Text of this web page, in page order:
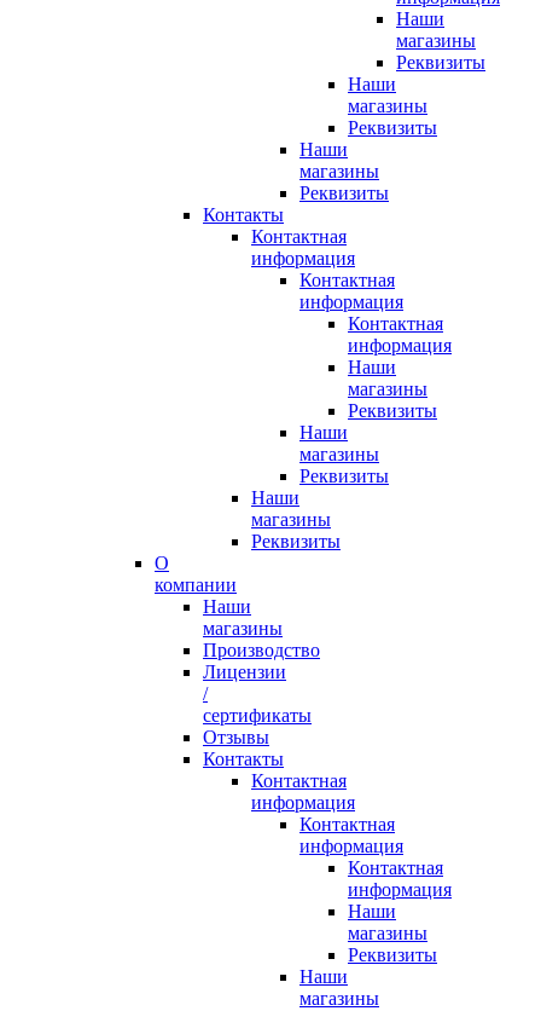
Наши
магазины
Реквизиты
Наши
магазины
Реквизиты
Наши
магазины
Реквизиты
Контакты
Контактная
информация
Контактная
информация
Контактная
информация
Наши
магазины
Реквизиты
Наши
магазины
Реквизиты
Наши
магазины
Реквизиты
О
компании
Наши
магазины
Производство
Лицензии
/
сертификаты
Отзывы
Контакты
Контактная
информация
Контактная
информация
Контактная
информация
Наши
магазины
Реквизиты
Наши
магазины